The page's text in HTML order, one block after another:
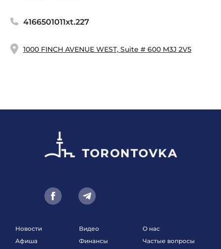
4166501011xt.227
1000 FINCH AVENUE WEST, Suite # 600 M3J 2V5
Новости
Афиша
Видео
Финансы
О нас
Частые вопросы